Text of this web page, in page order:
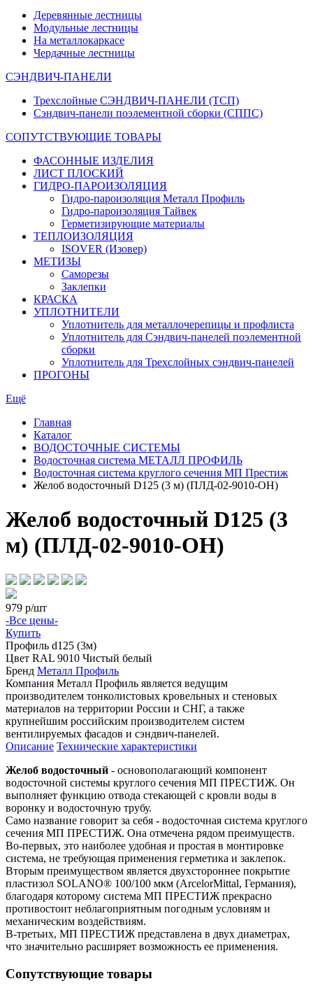
Деревянные лестницы
Модульные лестницы
На металлокаркасе
Чердачные лестницы
СЭНДВИЧ-ПАНЕЛИ
Трехслойные СЭНДВИЧ-ПАНЕЛИ (ТСП)
Сэндвич-панели поэлементной сборки (СППС)
СОПУТСТВУЮЩИЕ ТОВАРЫ
ФАСОННЫЕ ИЗДЕЛИЯ
ЛИСТ ПЛОСКИЙ
ГИДРО-ПАРОИЗОЛЯЦИЯ
Гидро-пароизоляция Металл Профиль
Гидро-пароизоляция Тайвек
Герметизирующие материалы
ТЕПЛОИЗОЛЯЦИЯ
ISOVER (Изовер)
МЕТИЗЫ
Саморезы
Заклепки
КРАСКА
УПЛОТНИТЕЛИ
Уплотнитель для металлочерепицы и профлиста
Уплотнитель для Сэндвич-панелей поэлементной
сборки
Уплотнитель для Трехслойных сэндвич-панелей
ПРОГОНЫ
Ещё
Главная
Каталог
ВОДОСТОЧНЫЕ СИСТЕМЫ
Водосточная система МЕТАЛЛ ПРОФИЛЬ
Водосточная система круглого сечения МП Престиж
Желоб водосточный D125 (3 м) (ПЛД-02-9010-ОН)
Желоб водосточный D125 (3
м) (ПЛД-02-9010-ОН)
979 р/шт
-Все цены-
Купить
Профиль d125 (3м)
Цвет RAL 9010 Чистый белый
Бренд Металл Профиль
Компания Металл Профиль является ведущим
производителем тонколистовых кровельных и стеновых
материалов на территории России и СНГ, а также
крупнейшим российским производителем систем
вентилируемых фасадов и сэндвич-панелей.
Описание Технические характеристики
Желоб водосточный - основополагающий компонент
водосточной системы круглого сечения МП ПРЕСТИЖ. Он
выполняет функцию отвода стекающей с кровли воды в
воронку и водосточную трубу.
Само название говорит за себя - водосточная система круглого
сечения МП ПРЕСТИЖ. Она отмечена рядом преимуществ.
Во-первых, это наиболее удобная и простая в монтировке
система, не требующая применения герметика и заклепок.
Вторым преимуществом является двухстороннее покрытие
пластизол SOLANO® 100/100 мкм (ArcelorMittal, Германия),
благодаря которому система МП ПРЕСТИЖ прекрасно
противостоит неблагоприятным погодным условиям и
механическим воздействиям.
В-третьих, МП ПРЕСТИЖ представлена в двух диаметрах,
что значительно расширяет возможность ее применения.
Сопутствующие товары